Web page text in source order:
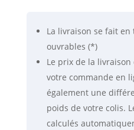
La livraison se fait en
ouvrables (*)
Le prix de la
votre commande en
également une
poids de votre colis.
calculés